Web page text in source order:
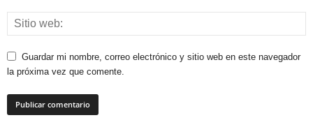
Guardar mi nombre, correo electrónico y sitio web en este navegador
la próxima vez que comente.